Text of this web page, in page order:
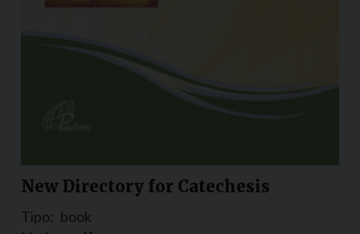
New Directory for Catechesis
Tipo: book